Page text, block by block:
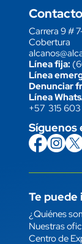
Contacto
Carrera 9 #
Cobertura
Línea fija:
Línea
Denunciar
Línea
+57 315
Síguenos
icon
Imagen
link icon
Imagen
link icon
link
Te
Enlace
¿Quiénes
Nuestras
Centro de